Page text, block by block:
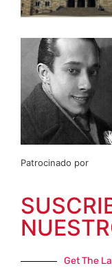
Patrocinado por
Get The